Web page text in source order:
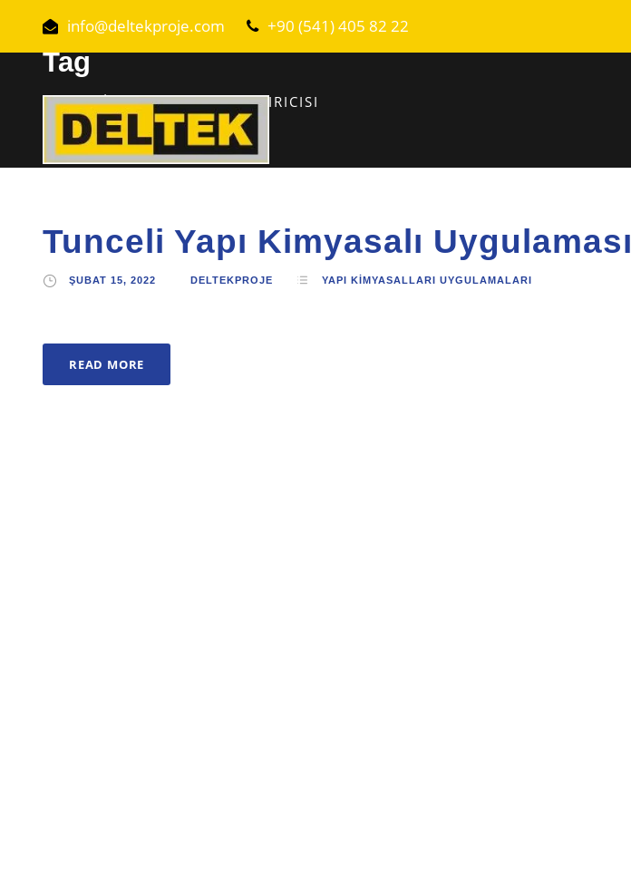
info@deltekproje.com +90 (541) 405 82 22
Tag
TUNCELI SU YALITIMI YAPIŞTIRICISI
Tunceli Yapı Kimyasalı Uygulaması
ŞUBAT 15, 2022 DELTEKPROJE YAPI KIMYASALLARI UYGULAMALARI
READ MORE